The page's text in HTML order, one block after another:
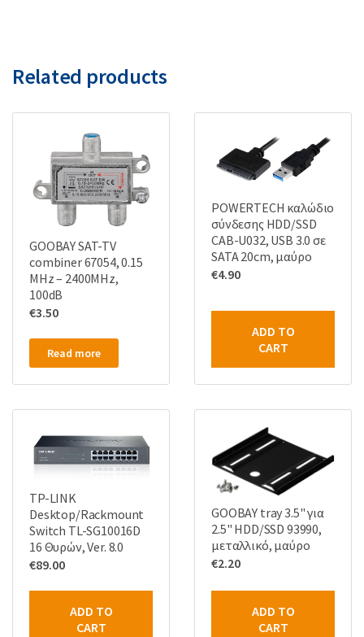
Related products
GOOBAY SAT-TV
combiner 67054, 0.15
MHz – 2400MHz,
100dB
€3.50
Read more
POWERTECH καλώδιο
σύνδεσης HDD/SSD
CAB-U032, USB 3.0 σε
SATA 20cm, μαύρο
€4.90
ADD TO
CART
TP-LINK
Desktop/Rackmount
Switch TL-SG10016D
16 Θυρών, Ver. 8.0
€89.00
ADD TO
CART
GOOBAY tray 3.5" για
2.5" HDD/SSD 93990,
μεταλλικό, μαύρο
€2.20
ADD TO
CART